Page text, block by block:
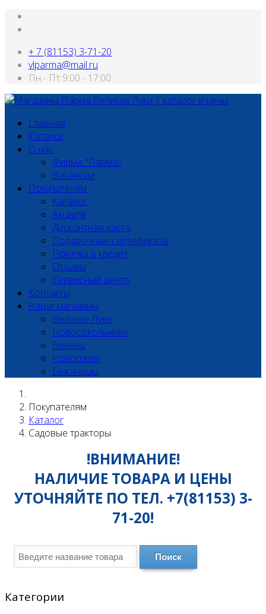
+ 7 (81153) 3-71-20
vlparma@mail.ru
Пн - Пт 9:00 - 17:00
Главная
Каталог
О нас
Фирма "Парма"
Вакансии
Покупателям
Каталог
Акции%
Дисконтная карта
Подарочные сертификаты
Покупка в кредит
Отзывы
Сервисный центр
Контакты
Наши магазины
Великие Луки
Новосокольники
Невель
Новоржев
Бежаницы
Покупателям
Каталог
Садовые тракторы
!ВНИМАНИЕ!
НАЛИЧИЕ ТОВАРА И ЦЕНЫ
УТОЧНЯЙТЕ ПО ТЕЛ. +7(81153) 3-
71-20!
Поиск
Категории